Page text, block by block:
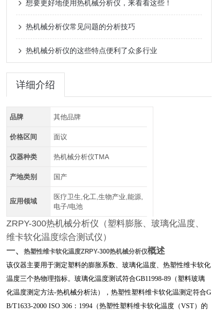
想要更好地使用热机械分析仪，来看看这些！
热机械分析仪常见问题的分析技巧
热机械分析仪的这些特点便利了众多行业
详细介绍
品牌 其他品牌
价格区间 面议
仪器种类 热机械分析仪TMA
产地类别 国产
应用领域
医疗卫生,化工,生物产业,能源,
电子/电池
ZRPY-300热机械分析仪（塑料膨胀、玻璃化温度、
维卡软化温度综合测试仪）
一、热塑性维卡软化温度ZRPY-300热机械分析仪概述
该仪器主要用于测定塑料的膨胀系数、玻璃化温度、热塑性维卡软化
温度三个热物理指标。玻璃化温度测试符合GB11998-89（塑料玻璃
化温度测定方法-热机械分析法），热塑性塑料维卡软化温测定符合G
B/T1633-2000 ISO 306：1994（热塑性塑料维卡软化温度（VST）的